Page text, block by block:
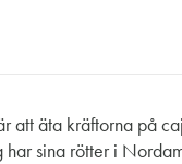
att äta kräftorna på
har sina rötter i